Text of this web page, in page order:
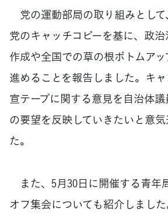
党の運動部局の取り組みとし
党のキャッチコピーを基に、政
作成や全国での草の根ボトムアッ
進めることを報告しました。キ
宣テープに関する意見を自治体
の要望を反映していきたいと意
た。
また、5月30日に開催する青年
オフ集会についても紹介しまし